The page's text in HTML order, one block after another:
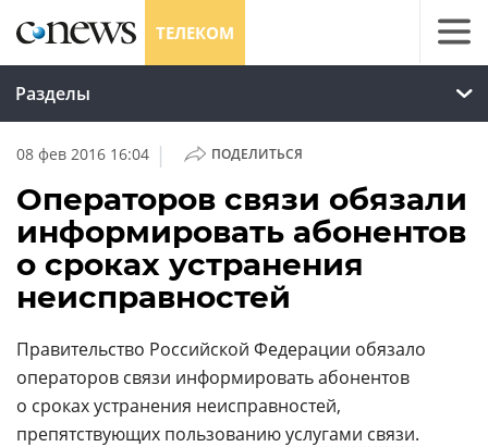
ТЕЛЕКОМ
Разделы
08 фев 2016 16:04 | ПОДЕЛИТЬСЯ
Операторов связи обязали
информировать абонентов
о сроках устранения
неисправностей
Правительство Российской Федерации обязало
операторов связи информировать абонентов
о сроках устранения неисправностей,
препятствующих пользованиюуслугами связи.